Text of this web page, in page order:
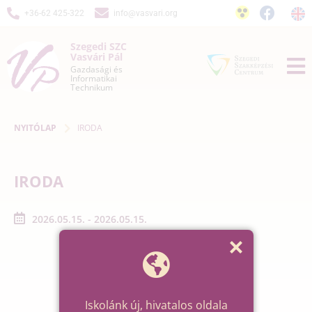
+36-62 425-322 info@vasvari.org
Szegedi SZC
Vasvári Pál
Gazdasági és
Informatikai
Technikum
NYITÓLAP IRODA
IRODA
2026.05.15. - 2026.05.15.
Iskolánk új, hivatalos oldala